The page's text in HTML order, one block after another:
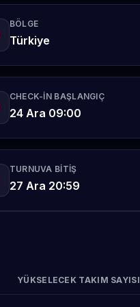
BÖLGE
Türkiye
CHECK-IN BAŞLANGIÇ
24 Ara 09:00
TURNUVA BITIŞ
27 Ara 20:59
YÜKSELECEK TAKIM SAYISI